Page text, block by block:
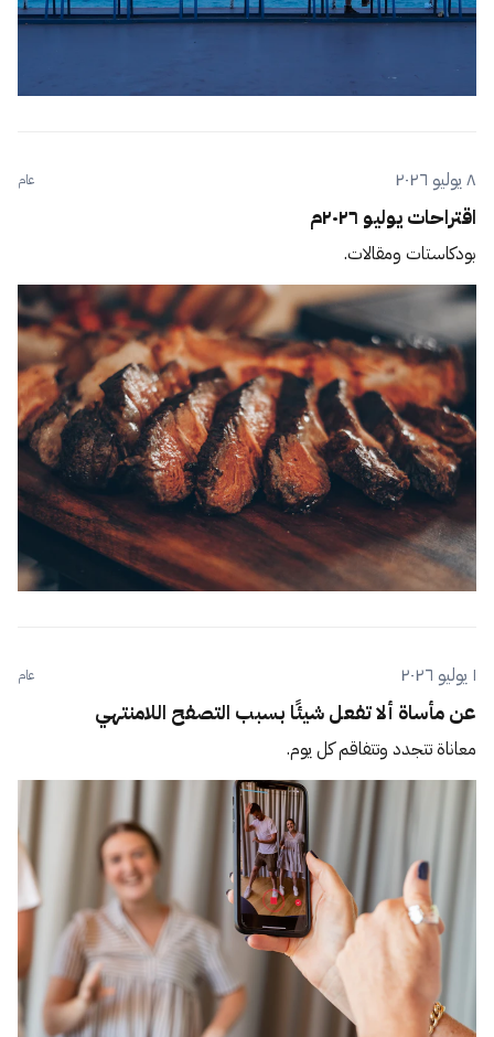
٨ يوليو ٢٠٢٦ عام
اقتراحات يوليو ٢٠٢٦م
بودكاستات ومقالات.
١ يوليو ٢٠٢٦ عام
عن مأساة ألا تفعل شيئًا بسبب التصفح اللامنتهي
معاناة تتجدد وتتفاقم كل يوم.